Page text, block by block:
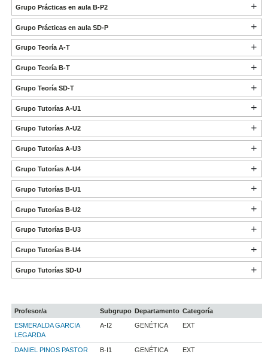
Grupo Prácticas en aula B-P2
Grupo Prácticas en aula SD-P
Grupo Teoría A-T
Grupo Teoría B-T
Grupo Teoría SD-T
Grupo Tutorías A-U1
Grupo Tutorías A-U2
Grupo Tutorías A-U3
Grupo Tutorías A-U4
Grupo Tutorías B-U1
Grupo Tutorías B-U2
Grupo Tutorías B-U3
Grupo Tutorías B-U4
Grupo Tutorías SD-U
Profesor/a Subgrupo Departamento Categoría
ESMERALDA GARCIA
LEGARDA
A-I2 GENÉTICA EXT
DANIEL PINOS PASTOR B-I1 GENÉTICA EXT